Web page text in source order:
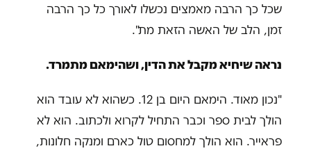
שכל כך הרבה מאמצים נכשלו לאורך כל כך הרבה
זמן, הלב של האשה הזאת מת".
נראה שיחיא מקבל את הדין, ושהימאם מתמרד.
"נכון מאוד. הימאם היום בן 12. כשהוא לא עובד הוא
הולך לבית ספר וכבר התחיל לקרוא ולכתוב. הוא לא
פראייר. הוא הולך למחסום טול כארם ומנקה חלונות,